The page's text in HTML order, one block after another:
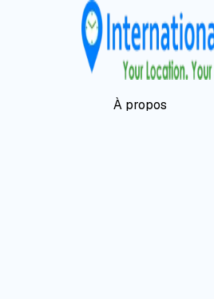
À propos